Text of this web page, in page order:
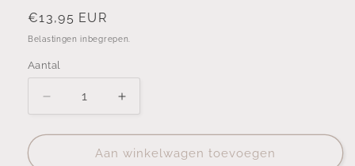
Normale
prijs
€13,95 EUR
Belastingen inbegrepen.
Aantal
Aantal
Aantal
verlagen
voor
Aantal
verhogen
voor
Linnen
Aan winkelwagen toevoegen